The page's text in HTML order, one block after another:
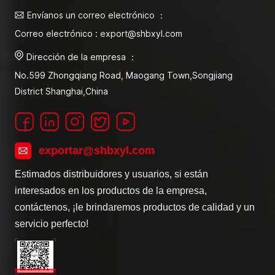
Envíanos un correo electrónico ：
Correo electrónico : export@shbxyl.com
Dirección de la empresa ：
No.599 Zhongqiang Road, Maogang Town,Songjiang
District Shanghai,China
exportar@shbxyl.com
Estimados distribuidores y usuarios, si están
interesados en los productos de la empresa,
contáctenos, ¡le brindaremos productos de calidad y un
servicio perfecto!